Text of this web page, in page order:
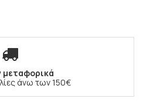
μεταφορικά
άνω των 150€